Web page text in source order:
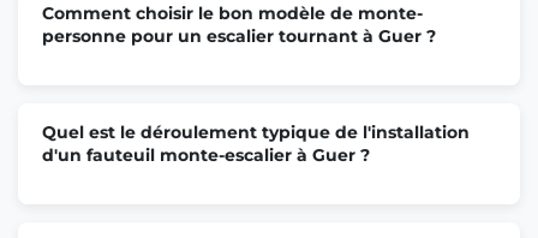
Comment choisir le bon modèle de monte-
personne pour un escalier tournant à Guer ?
Quel est le déroulement typique de l'installation
d'un fauteuil monte-escalier à Guer ?